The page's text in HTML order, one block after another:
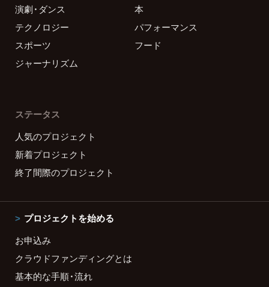
演劇・ダンス
本
テクノロジー
パフォーマンス
スポーツ
フード
ジャーナリズム
ステータス
人気のプロジェクト
新着プロジェクト
終了間際のプロジェクト
プロジェクトを始める
お申込み
クラウドファンディングとは
基本的な手順・流れ